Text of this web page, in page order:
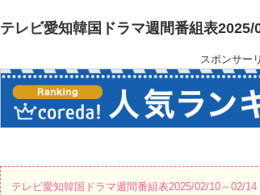
テレビ愛知韓国ドラマ週間番組表2025/
スポンサー
テレビ愛知韓国ドラマ週間番組表2025/02/10～02/14